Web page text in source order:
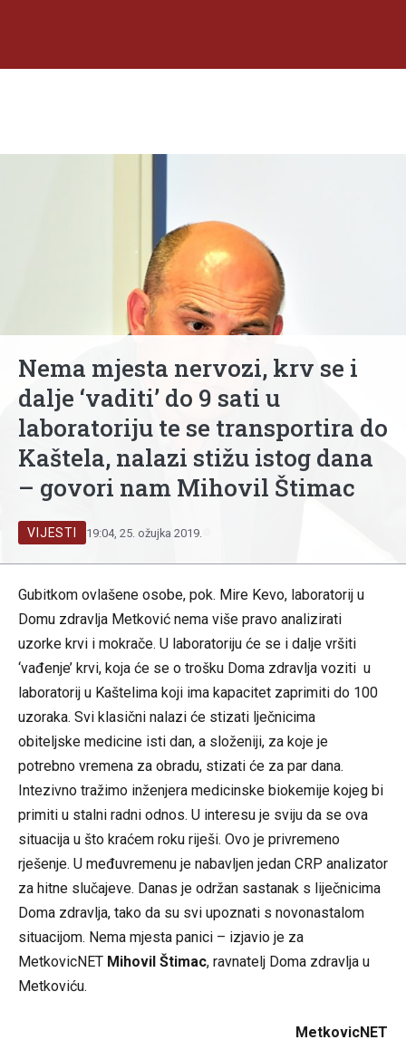
Nema mjesta nervozi, krv se i
dalje ‘vaditi’ do 9 sati u
laboratoriju te se transportira do
Kaštela, nalazi stižu istog dana
– govori nam Mihovil Štimac
VIJESTI 19:04, 25. ožujka 2019.
Gubitkom ovlašene osobe, pok. Mire Kevo, laboratorij u
Domu zdravlja Metković nema više pravo analizirati
uzorke krvi i mokrače. U laboratoriju će se i dalje vršiti
‘vađenje’ krvi, koja će se o trošku Doma zdravlja voziti u
laboratorij u Kaštelima koji ima kapacitet zaprimiti do 100
uzoraka. Svi klasični nalazi će stizati lječnicima
obiteljske medicine isti dan, a složeniji, za koje je
potrebno vremena za obradu, stizati će za par dana.
Intezivno tražimo inženjera medicinske biokemije kojeg bi
primiti u stalni radni odnos. U interesu je sviju da se ova
situacija u što kraćem roku riješi. Ovo je privremeno
rješenje. U međuvremenu je nabavljen jedan CRP analizator
za hitne slučajeve. Danas je održan sastanak s liječnicima
Doma zdravlja, tako da su svi upoznati s novonastalom
situacijom. Nema mjesta panici – izjavio je za
MetkovicNET Mihovil Štimac, ravnatelj Doma zdravlja u
Metkoviću.
MetkovicNET